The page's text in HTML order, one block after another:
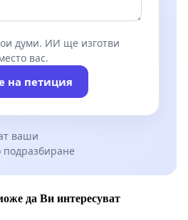
думи. ИИ ще изготви
вас.
на петиция
ваши
подразбиране
да Ви интересуват